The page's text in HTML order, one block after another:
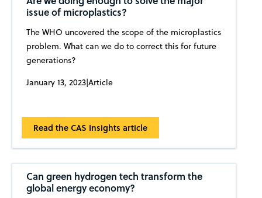
issue of microplastics?
The WHO uncovered the scope of the microplastics
problem. What can we do to correct this for future
generations?
January 13, 2023|Article
Read the CAS Insights article
Can green hydrogen tech transform the
global energy economy?